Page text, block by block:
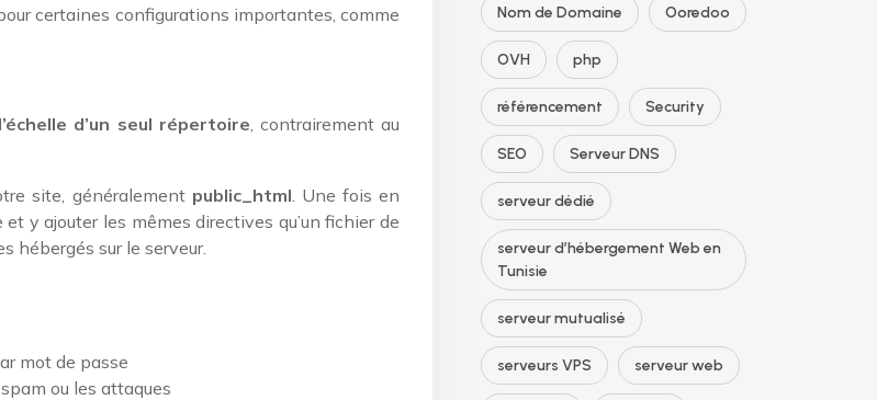
certaines configurations importantes, comme
d’un seul répertoire, contrairement au
site, généralement public_html. Une fois en
y ajouter les mêmes directives qu’un fichier de
hébergés sur le serveur.
mot de passe
ou les attaques
Nom de Domaine Ooredoo
OVH php
référencement Security
SEO Serveur DNS
serveur dédié
serveur d’hébergement Web en
Tunisie
serveur mutualisé
serveurs VPS serveur web